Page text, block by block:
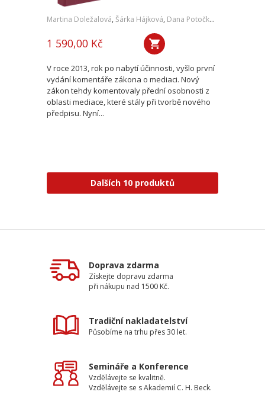
Martina Doležalová, Šárka Hájková, Dana Potočková
1 590,00 Kč
V roce 2013, rok po nabytí účinnosti, vyšlo první
vydání komentáře zákona o mediaci. Nový
zákon tehdy komentovaly přední osobnosti z
oblasti mediace, které stály při tvorbě nového
předpisu. Nyní...
Dalších 10 produktů
Doprava zdarma
Získejte dopravu zdarma
při nákupu nad 1500 Kč.
Tradiční nakladatelství
Působíme na trhu přes 30 let.
Semináře a Konference
Vzdělávejte se kvalitně.
Vzdělávejte se s Akademií C. H. Beck.